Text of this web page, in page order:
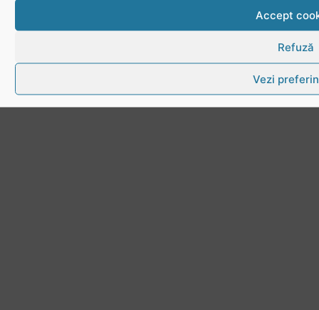
Accept
Refuză
Vezi